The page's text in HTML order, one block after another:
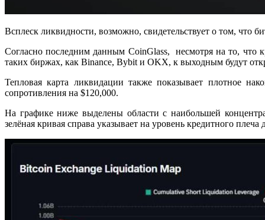
Всплеск ликвидности, возможно, свидетельствует о том, что
Согласно последним данным CoinGlass, несмотря на то, что
таких биржах, как Binance, Bybit и OKX, к выходным будут
Тепловая карта ликвидации также показывает плотное
сопротивления на $120,000.
На графике ниже выделены области с наибольшей
зелёная кривая справа указывает на уровень кредитного